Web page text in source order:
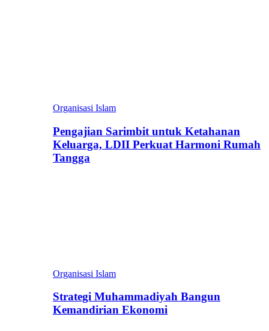
Organisasi Islam
Pengajian Sarimbit untuk Ketahanan
Keluarga, LDII Perkuat Harmoni Rumah
Tangga
Organisasi Islam
Strategi Muhammadiyah Bangun
Kemandirian Ekonomi